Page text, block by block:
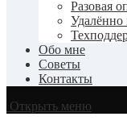
Разовая
Удалённо
Обо мне
Советы
Контакты
Открыть меню